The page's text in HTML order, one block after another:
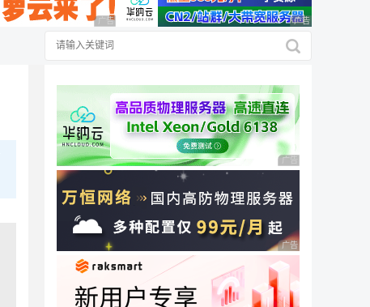
广告 商业广告，理性选择 广告 商业广告，理
广告 商业广告，理性
广告 商业广告，理性